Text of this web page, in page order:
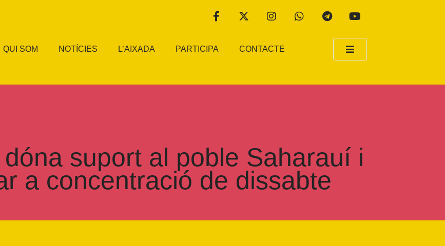
QUI SOM NOTÍCIES L’AIXADA PARTICIPA CONTACTE
suport al poble Saharauí i
a concentració de dissabte